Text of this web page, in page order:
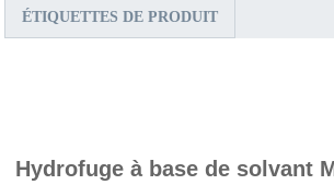
ÉTIQUETTES DE PRODUIT
Hydrofuge à base de solvant